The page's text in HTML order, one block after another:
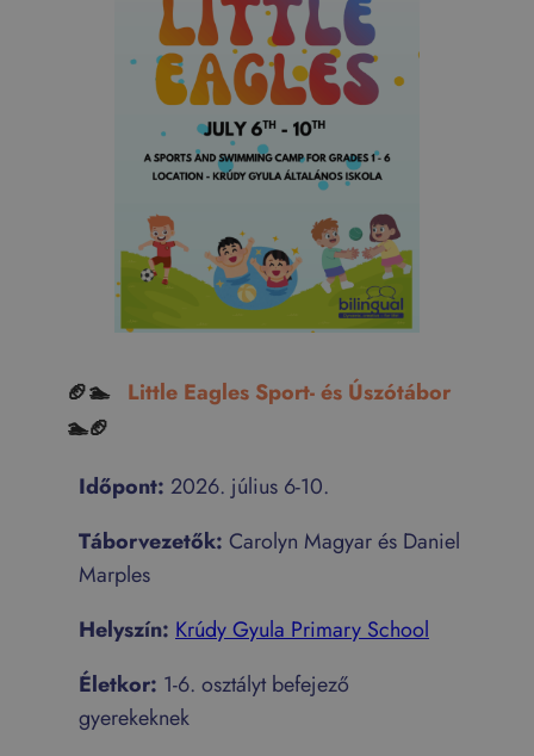
🏈🏊 Little Eagles Sport- és Úszótábor
🏊🏈
Időpont: 2026. július 6-10.
Táborvezetők: Carolyn Magyar és Daniel
Marples
Helyszín: Krúdy Gyula Primary School
Életkor: 1-6. osztályt befejező
gyerekeknek